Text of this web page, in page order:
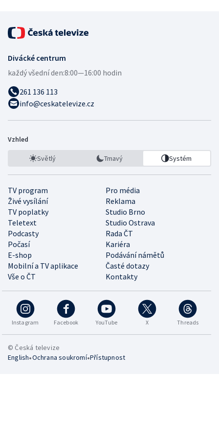
Divácké centrum
každý všední den:8:00—16:00 hodin
261 136 113
info@ceskatelevize.cz
Vzhled
Světlý Tmavý Systém
TV program
Pro média
Živé vysílání
Reklama
TV poplatky
Studio Brno
Teletext
Studio Ostrava
Podcasty
Rada ČT
Počasí
Kariéra
E-shop
Podávání námětů
Mobilní a TV aplikace
Časté dotazy
Vše o ČT
Kontakty
Instagram Facebook YouTube X Threads
© Česká televize
English•Ochrana soukromí•Přístupnost